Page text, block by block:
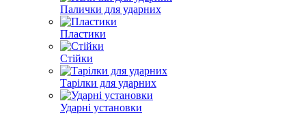
Палички для ударних
Пластики
Стійки
Тарілки для ударних
Ударні установки